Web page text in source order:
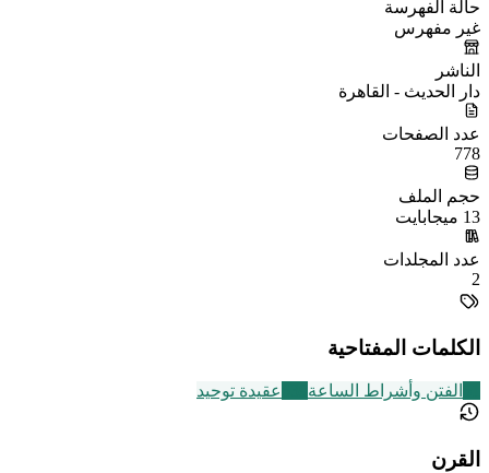
حالة الفهرسة
غير مفهرس
الناشر
دار الحديث - القاهرة
عدد الصفحات
778
حجم الملف
13 ميجابايت
عدد المجلدات
2
الكلمات المفتاحية
الفتن وأشراط الساعة عقيدة توحيد
القرن